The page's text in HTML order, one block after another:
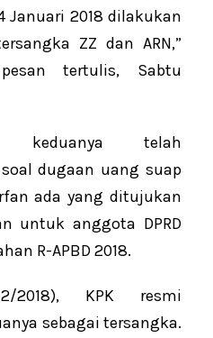
Januari 2018 dilakukan
ZZ dan ARN,”
tertulis, Sabtu
keduanya telah
dugaan uang suap
ada yang ditujukan
untuk anggota DPRD
R-APBD 2018.
2018), KPK resmi
sebagai tersangka.